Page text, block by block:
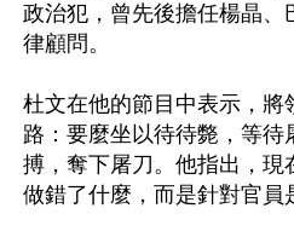
政治犯，曾先後擔任楊晶、
律顧問。
杜文在他的節目中表示，將
路：要麼坐以待待斃，等待
搏，奪下屠刀。他指出，現
做錯了什麼，而是針對官員